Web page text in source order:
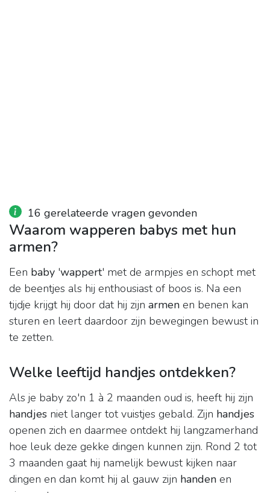
16 gerelateerde vragen gevonden
Waarom wapperen babys met hun
armen?
Een baby 'wappert' met de armpjes en schopt met
de beentjes als hij enthousiast of boos is. Na een
tijdje krijgt hij door dat hij zijn armen en benen kan
sturen en leert daardoor zijn bewegingen bewust in
te zetten.
Welke leeftijd handjes ontdekken?
Als je baby zo'n 1 à 2 maanden oud is, heeft hij zijn
handjes niet langer tot vuistjes gebald. Zijn handjes
openen zich en daarmee ontdekt hij langzamerhand
hoe leuk deze gekke dingen kunnen zijn. Rond 2 tot
3 maanden gaat hij namelijk bewust kijken naar
dingen en dan komt hij al gauw zijn handen en